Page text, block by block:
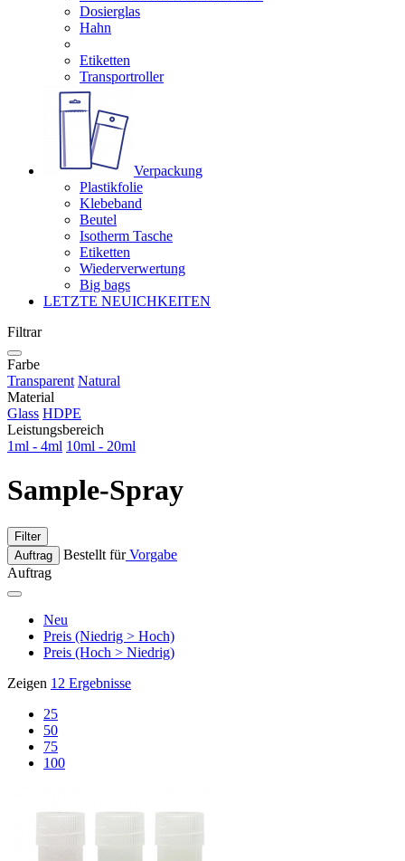
Dosierglas
Hahn
Etiketten
Transportroller
Verpackung
Plastikfolie
Klebeband
Beutel
Isotherm Tasche
Etiketten
Wiederverwertung
Big bags
LETZTE NEUICHKEITEN
Filtrar
Farbe
Transparent Natural
Material
Glass HDPE
Leistungsbereich
1ml - 4ml 10ml - 20ml
Sample-Spray
Filter
Auftrag
Bestellt fürVorgabe
Auftrag
Neu
Preis (Niedrig > Hoch)
Preis (Hoch > Niedrig)
Zeigen 12 Ergebnisse
25
50
75
100